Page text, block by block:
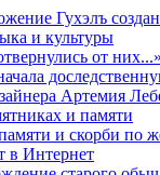
Гухэлъ
и культуры
от них...»
Артемия
и памяти
и скорби по
в Интернет